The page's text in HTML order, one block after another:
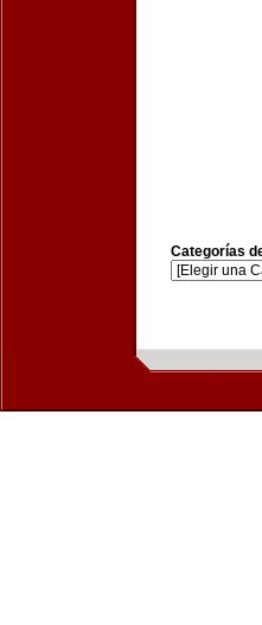
Categorías